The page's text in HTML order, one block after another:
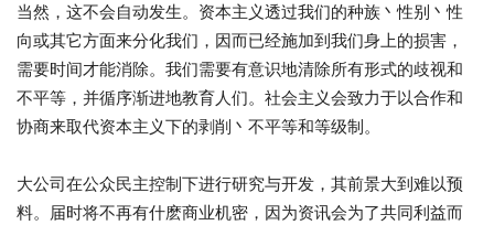
当然，这不会自动发生。资本主义透过我们的种族丶性别丶性
向或其它方面来分化我们，因而已经施加到我们身上的损害，
需要时间才能消除。我们需要有意识地清除所有形式的歧视和
不平等，并循序渐进地教育人们。社会主义会致力于以合作和
协商来取代资本主义下的剥削丶不平等和等级制。
大公司在公众民主控制下进行研究与开发，其前景大到难以预
料。届时将不再有什麽商业机密，因为资讯会为了共同利益而